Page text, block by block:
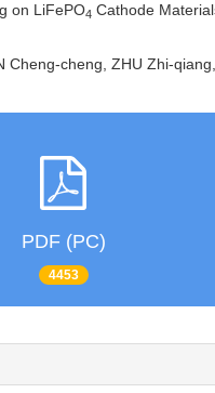
on LiFePO4 Cathode
Cheng-cheng, ZHU Zhi-
PDF (PC)
4453